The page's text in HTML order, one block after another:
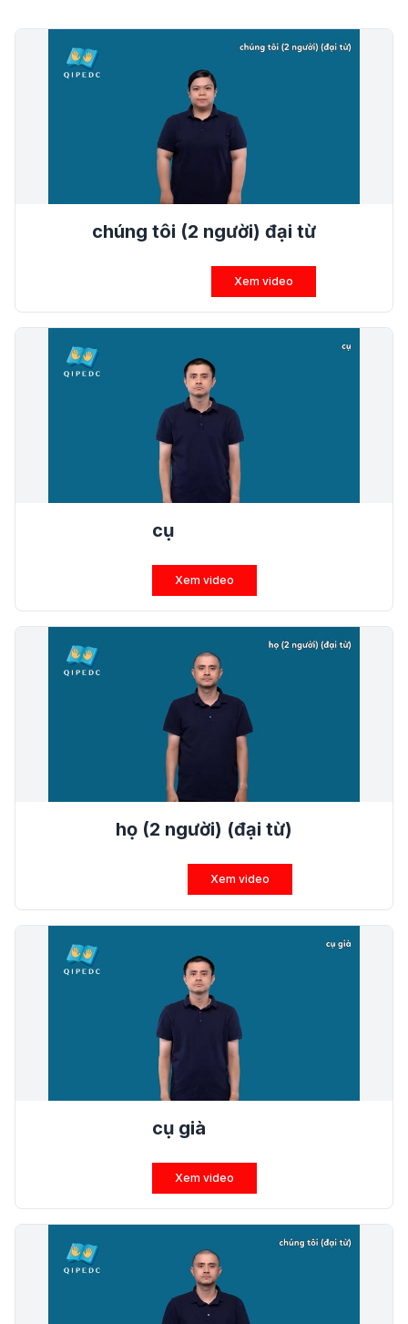
chúng tôi (2 người) đại từ
Xem video
cụ
Xem video
họ (2 người) (đại từ)
Xem video
cụ già
Xem video